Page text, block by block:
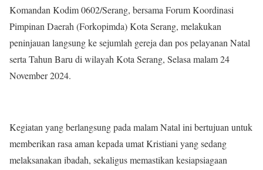
Komandan Kodim 0602/Serang, bersama Forum Koordinasi
Pimpinan Daerah (Forkopimda) Kota Serang, melakukan
peninjauan langsung ke sejumlah gereja dan pos pelayanan Natal
serta Tahun Baru di wilayah Kota Serang, Selasa malam 24
November 2024.
Kegiatan yang berlangsung pada malam Natal ini bertujuan untuk
memberikan rasa aman kepada umat Kristiani yang sedang
melaksanakan ibadah, sekaligus memastikan kesiapsiagaan